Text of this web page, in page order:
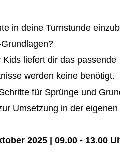
in deine Turnstunde
liefert dir das passende
werden keine benötigt.
für Sprünge und
Umsetzung in der eigenen
2025 | 09.00 - 13.00